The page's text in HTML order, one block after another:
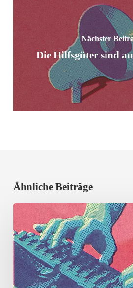
Nächster
Die Hilfsgüter sind
Ähnliche Beiträge
Erfolgreicher
Vortragsabend
mit
Prof.
Dr.